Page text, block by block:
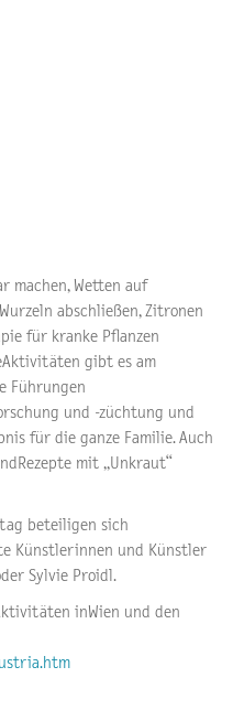
machen, Wetten auf
abschließen, Zitronen
für kranke Pflanzen
gibt es am
Führungen
und -züchtung und
für die ganze Familie. Auch
mit „Unkraut“
beteiligen sich
Künstlerinnen und Künstler
Sylvie Proidl.
inWien und den